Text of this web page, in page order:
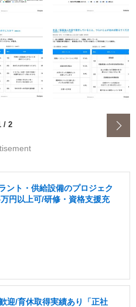
/ 2
ント・供給設備のプロジェク
円以上可/研修・資格支援充
迎/育休取得実績あり「正社